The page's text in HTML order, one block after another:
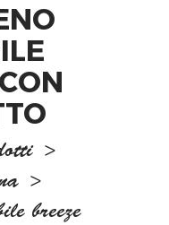
>
>
breeze